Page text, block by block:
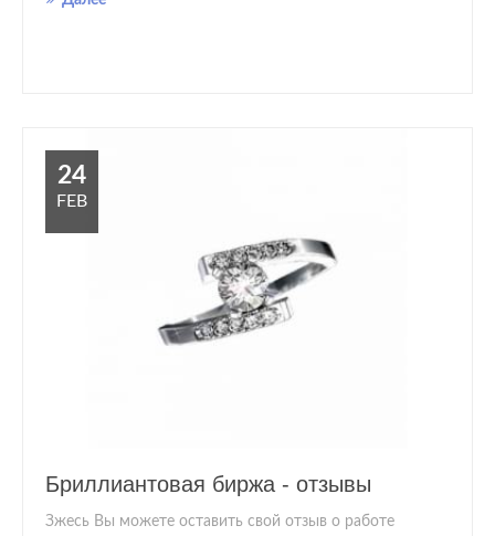
24
FEB
Бриллиантовая биржа - отзывы
Зжесь Вы можете оставить свой отзыв о работе